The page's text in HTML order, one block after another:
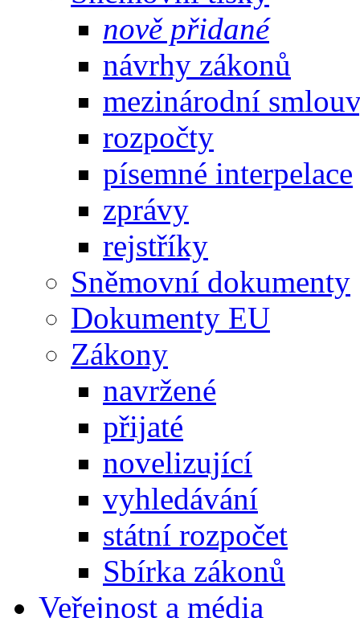
nově přidané
návrhy zákonů
mezinárodní
rozpočty
písemné interpelace
zprávy
rejstříky
Sněmovní dokumenty
Dokumenty EU
Zákony
navržené
přijaté
novelizující
vyhledávání
státní rozpočet
Sbírka zákonů
Veřejnost a média